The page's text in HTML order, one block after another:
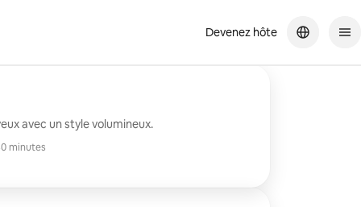
Devenez hôte
avec un style volumineux.
minutes